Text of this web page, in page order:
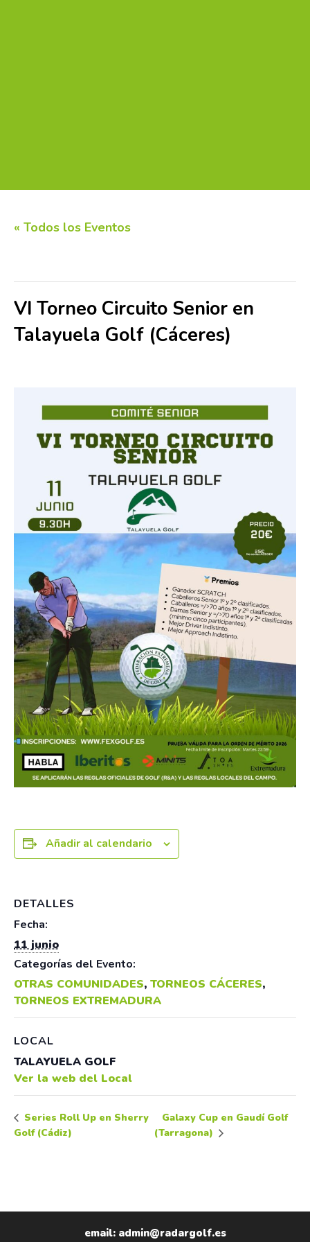
« Todos los Eventos
VI Torneo Circuito Senior en
Talayuela Golf (Cáceres)
Añadir al calendario
DETALLES
Fecha:
11 junio
Categorías del Evento:
OTRAS COMUNIDADES, TORNEOS CÁCERES,
TORNEOS EXTREMADURA
LOCAL
TALAYUELA GOLF
Ver la web del Local
Series Roll Up en Sherry
Golf (Cádiz)
Galaxy Cup en Gaudí Golf
(Tarragona)
email: admin@radargolf.es